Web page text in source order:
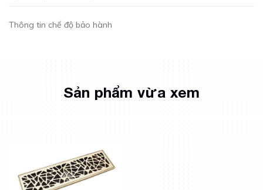
Thông tin chế độ bảo hành
Sản phẩm vừa xem